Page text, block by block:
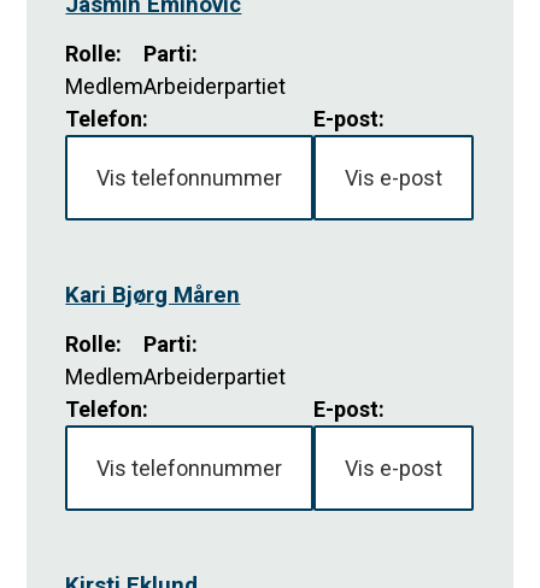
Rolle:
Medlem
Parti:
Arbeiderpartiet
Telefon:
Vis telefonnummer
E-post:
Vis e-post
Kari Bjørg Måren
Rolle:
Medlem
Parti:
Arbeiderpartiet
Telefon:
Vis telefonnummer
E-post:
Vis e-post